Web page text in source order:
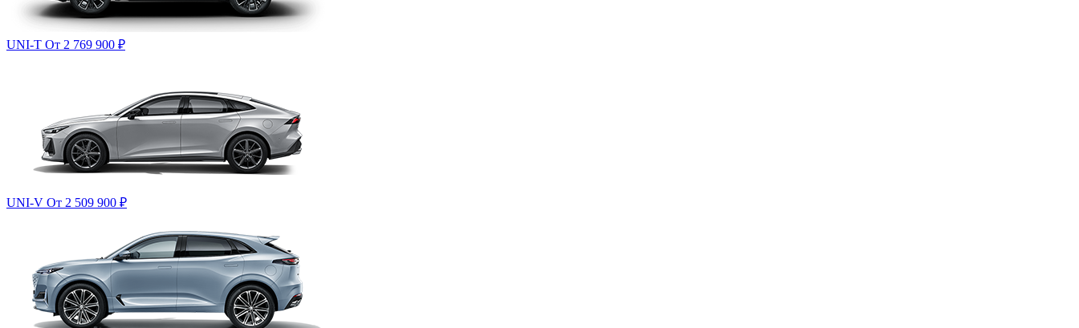
UNI-T От 2 769 900 ₽
UNI-V От 2 509 900 ₽